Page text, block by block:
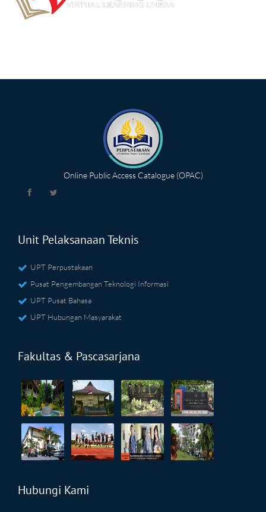
Online Public Access Catalogue (OPAC)
Unit Pelaksanaan Teknis
UPT Perpustakaan
Pusat Pengembangan Teknologi Informasi
UPT Pusat Bahasa
UPT Hubungan Masyarakat
Fakultas & Pascasarjana
Hubungi Kami